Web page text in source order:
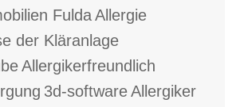
FuldaAllergie
der Kläranlage
Allergikerfreundlich
3d-softwareAllergiker